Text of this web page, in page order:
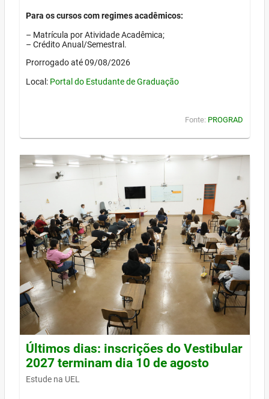
Para os cursos com regimes acadêmicos:
– Matrícula por Atividade Acadêmica;
– Crédito Anual/Semestral.
Prorrogado até 09/08/2026
Local: Portal do Estudante de Graduação
Fonte: PROGRAD
Últimos dias: inscrições do Vestibular
2027 terminam dia 10 de agosto
Estude na UEL